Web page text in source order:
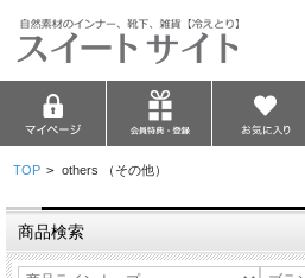
TOP > others （その他）
商品検索